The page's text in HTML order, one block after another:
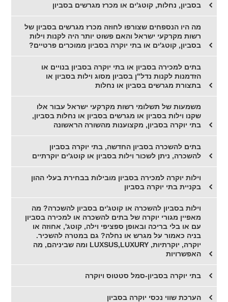
בסביון, נחלות, קוטג'ים או מכרז מגרשים בסביון
מה היו הנספחים שצורפו לחוזה מכרז מגרשים בסביון של
רשות מקרקעי ישראל והאם פשוט יותר היה לקנות וילות
בסביון, קוטג'ים או בתי יוקרה בסביון ממוכרים פרטיים?
בתים למכירה בסביון או בתי יוקרה בסביון בנויים או
הזדמנות לקנות נדל"ן בסביון מסוג וילות בסביון או
בתצורת מגרשים בסביון או נחלות
משמעות של תשלומי רשות מקרקעי ישראל עבור אלו
שקנו וילות בסביון או מגרשים בסביון או נחלות בסביון,
בתי יוקרה בסביון, מקצוענות מהשורה הראשונה
בתים להשכרה בסביון החדשה, בתי יוקרה בסביון
להשכרה, ניתן לשכור וילות בסביון או קוטג'ים יוקרתיים
וילות יוקרה למכירה בסביון מובילות בבחירת בעלי ההון
בקניית בתי יוקרה בסביון
וילות בסביון להשכרה או קוטג'ים בסביון להשכרה? מה
מאפיין מגורי יוקרה של בתים להשכרה או למכירה בסביון
עם או בלי בריכה ובאופן ספציפי וילה, קוטג', אחוזה או
בניה כאמור על מגרש או נחלה? גם במטרה להשכיר.
יוקרה, יוקרתיות, LUXSUS,LUXURY ומה שביניהם, מה
האפשרויות
בתי יוקרה בסביון-סמל סטטוס ויוקרה
הערכת שווי נכסי יוקרה בסביון